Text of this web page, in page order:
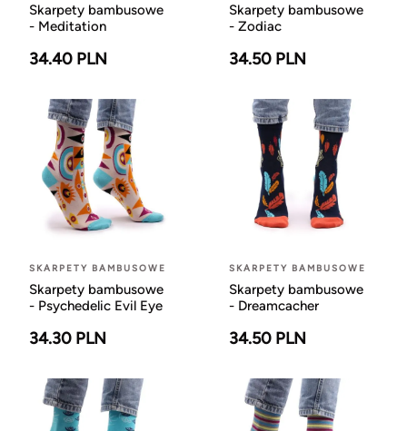
Skarpety bambusowe
- Meditation
34.40 PLN
Skarpety bambusowe
- Zodiac
34.50 PLN
SKARPETY BAMBUSOWE
Skarpety bambusowe
- Psychedelic Evil Eye
34.30 PLN
SKARPETY BAMBUSOWE
Skarpety bambusowe
- Dreamcacher
34.50 PLN